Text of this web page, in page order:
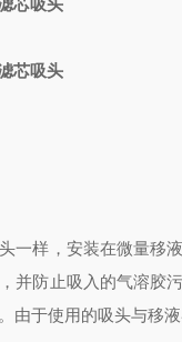
芯吸头
芯吸头
一样，安装在微量移
并防止吸入的气溶胶
由于使用的吸头与移